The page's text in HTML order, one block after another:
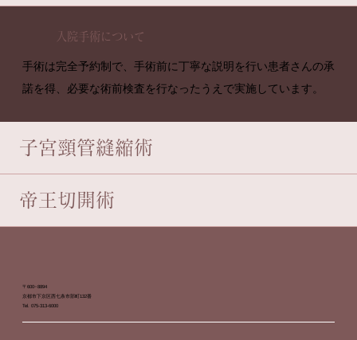
入院手術について
手術は完全予約制で、手術前に丁寧な説明を行い患者さんの承
諾を得、必要な術前検査を行なったうえで実施しています。
子宮頸管縫縮術
帝王切開術
〒600−8894
京都市下京区西七条市部町132番
Tel. 075-313-6000